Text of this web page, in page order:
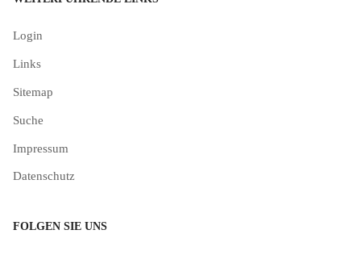
Login
Links
Sitemap
Suche
Impressum
Datenschutz
FOLGEN SIE UNS